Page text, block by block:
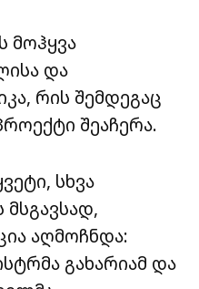
მოჰყვა
და
რის შემდეგაც
შეაჩერა.
სხვა
აღმოჩნდა:
გახარიამ და